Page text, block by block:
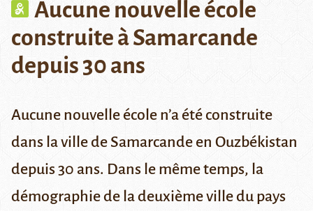
Aucune nouvelle école
construite à Samarcande
depuis 30 ans
Aucune nouvelle école n’a été construite
dans la ville de Samarcande en Ouzbékistan
depuis 30 ans. Dans le même temps, la
démographie de la deuxième ville du pays